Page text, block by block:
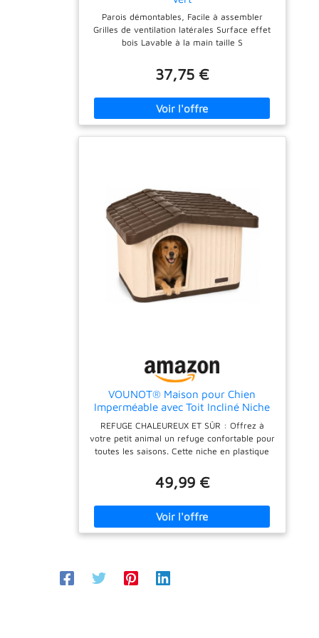
Parois démontables, Facile à assembler
Grilles de ventilation latérales Surface effet
bois Lavable à la main taille S
37,75 €
VOUNOT® Maison pour Chien
Imperméable avec Toit Incliné Niche
Extérieur Intérieur avec Aération et
Pieds Antidérapants 75x63x51cm
Abri Confortable pour Chat Chien et
Lapin Beige
REFUGE CHALEUREUX ET SÛR : Offrez à
votre petit animal un refuge confortable pour
toutes les saisons. Cette niche en plastique
fraîche pendant l’été. Fabriquée pour résister
à l’humidité, elle protège votre compagnon
paisible. ESPACE SPACIEUX ET AGRÉABLE :
Avec ses dimensions de 75×63×51 cm, la
taille idéale permet une utilisation aussi bien
49,99 €